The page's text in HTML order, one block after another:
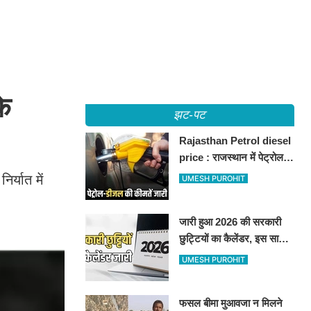
में
झट-पट
Rajasthan Petrol diesel
price : राजस्थान में पेट्रोल-
डीजल की कीमतें जारी, जानिए
UMESH PUROHIT
जारी हुआ 2026 की सरकारी
छुट्टियों का कैलेंडर, इस साल
कई बार मिलेगा लगातार
UMESH PUROHIT
फसल बीमा मुआवजा न मिलने